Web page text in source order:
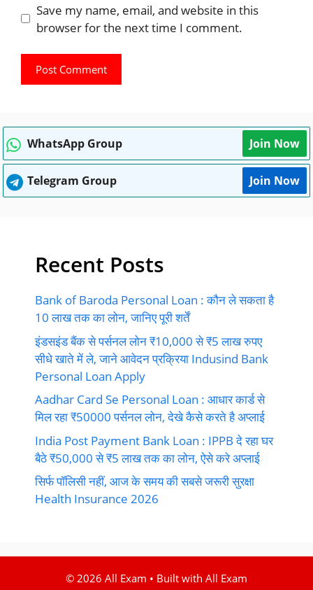
Save my name, email, and website in this
browser for the next time I comment.
WhatsApp Group Join Now
Telegram Group Join Now
Recent Posts
Bank of Baroda Personal Loan : कौन ले सकता है
10 लाख तक का लोन, जानिए पूरी शर्तें
इंडसइंड बैंक से पर्सनल लोन ₹10,000 से ₹5 लाख रुपए
सीधे खाते में ले, जाने आवेदन प्रक्रिया Indusind Bank
Personal Loan Apply
Aadhar Card Se Personal Loan : आधार कार्ड से
मिल रहा ₹50000 पर्सनल लोन, देखे कैसे करते है अप्लाई
India Post Payment Bank Loan : IPPB दे रहा घर
बैठे ₹50,000 से ₹5 लाख तक का लोन, ऐसे करे अप्लाई
सिर्फ पॉलिसी नहीं, आज के समय की सबसे जरूरी सुरक्षा
Health Insurance 2026
© 2026 All Exam • Built with All Exam